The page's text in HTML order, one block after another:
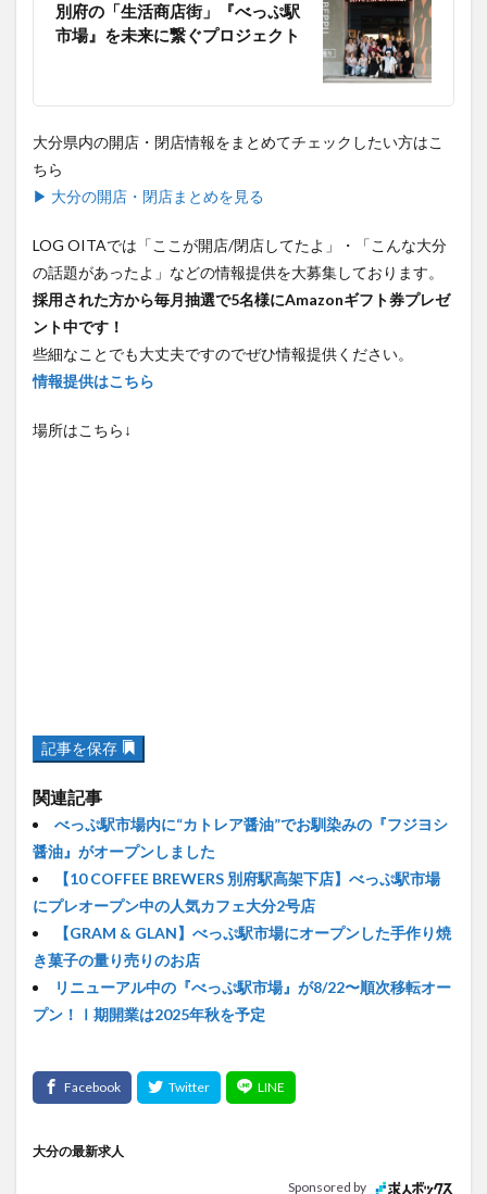
別府の「生活商店街」『べっぷ駅
市場』を未来に繋ぐプロジェクト
大分県内の開店・閉店情報をまとめてチェックしたい方はこ
ちら
▶ 大分の開店・閉店まとめを見る
LOG OITAでは「ここが開店/閉店してたよ」・「こんな大分
の話題があったよ」などの情報提供を大募集しております。
採用された方から毎月抽選で5名様にAmazonギフト券プレゼ
ント中です！
些細なことでも大丈夫ですのでぜひ情報提供ください。
情報提供はこちら
場所はこちら↓
記事を保存
関連記事
べっぷ駅市場内に“カトレア醤油”でお馴染みの『フジヨシ
醤油』がオープンしました
【10 COFFEE BREWERS 別府駅高架下店】べっぷ駅市場
にプレオープン中の人気カフェ大分2号店
【GRAM & GLAN】べっぷ駅市場にオープンした手作り焼
き菓子の量り売りのお店
リニューアル中の『べっぷ駅市場』が8/22〜順次移転オー
プン！Ⅰ期開業は2025年秋を予定
大分の最新求人
Sponsored by